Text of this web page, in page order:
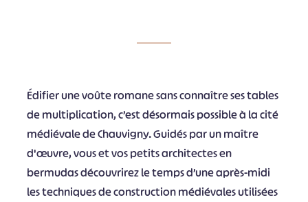
Édifier une voûte romane sans connaître ses tables
de multiplication, c’est désormais possible à la cité
médiévale de Chauvigny. Guidés par un maître
d'œuvre, vous et vos petits architectes en
bermudas découvrirez le temps d’une après-midi
les techniques de construction médiévales utilisées